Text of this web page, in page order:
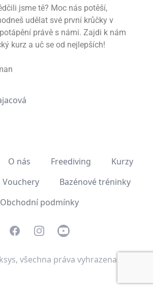
jsme tě? Moc nás potěší,
udělat své první krůčky v
právě s námi. Zajdi k nám
kurz a uč se od nejlepších!
O nás Freediving
Kurzy
Vouchery
Bazénové tréninky
Obchodní podmínky
FacebookInstagramYoutube
všechna práva vyhrazena.